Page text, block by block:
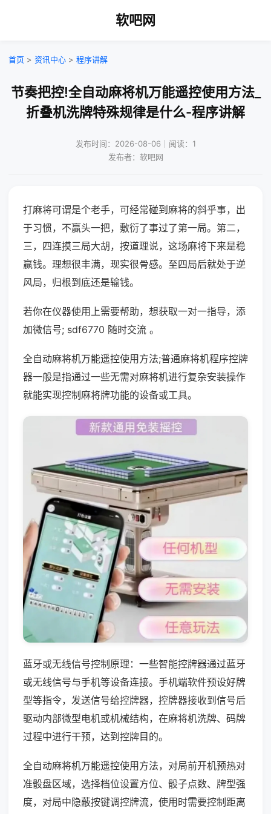
软吧网
首页 > 资讯中心 > 程序讲解
节奏把控!全自动麻将机万能遥控使用方法_
折叠机洗牌特殊规律是什么-程序讲解
发布时间：2026-08-06｜阅读：1
发布者：软吧网
打麻将可谓是个老手，可经常碰到麻将的斜乎事，出
于习惯，不赢头一把，敷衍了事过了第一局。第二，
三，四连摸三局大胡，按道理说，这场麻将下来是稳
赢钱。理想很丰满，现实很骨感。至四局后就处于逆
风局，归根到底还是输钱。
若你在仪器使用上需要帮助，想获取一对一指导，添
加微信号; sdf6770 随时交流 。
全自动麻将机万能遥控使用方法;普通麻将机程序控牌
器一般是指通过一些无需对麻将机进行复杂安装操作
就能实现控制麻将牌功能的设备或工具。
蓝牙或无线信号控制原理：一些智能控牌器通过蓝牙
或无线信号与手机等设备连接。手机端软件预设好牌
型等指令，发送信号给控牌器，控牌器接收到信号后
驱动内部微型电机或机械结构，在麻将机洗牌、码牌
过程中进行干预，达到控牌目的。
全自动麻将机万能遥控使用方法，对局前开机预热对
准骰盘区域，选择档位设置方位、骰子点数、牌型强
度，对局中隐蔽按键调控牌流，使用时需要控制距离